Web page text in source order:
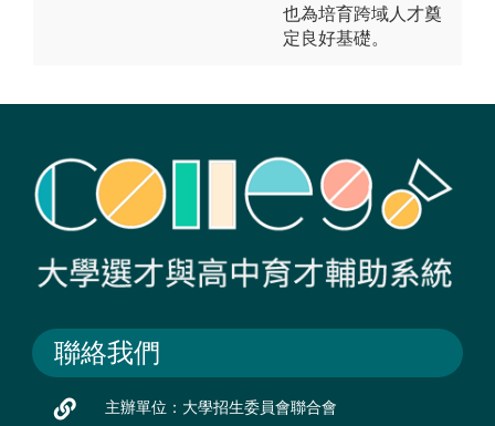
也為培育跨域人才奠
定良好基礎。
聯絡我們
主辦單位：大學招生委員會聯合會